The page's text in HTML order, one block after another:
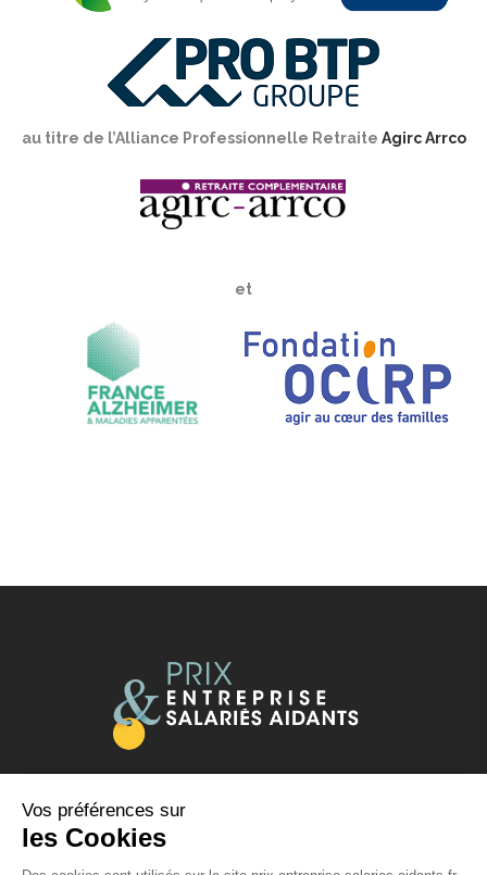
au titre de l’Alliance Professionnelle Retraite Agirc Arrco
et
Le Prix est organisé par :
Vos préférences sur
les Cookies